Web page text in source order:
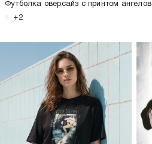
Футболка оверсайз с принтом ангелов
+2